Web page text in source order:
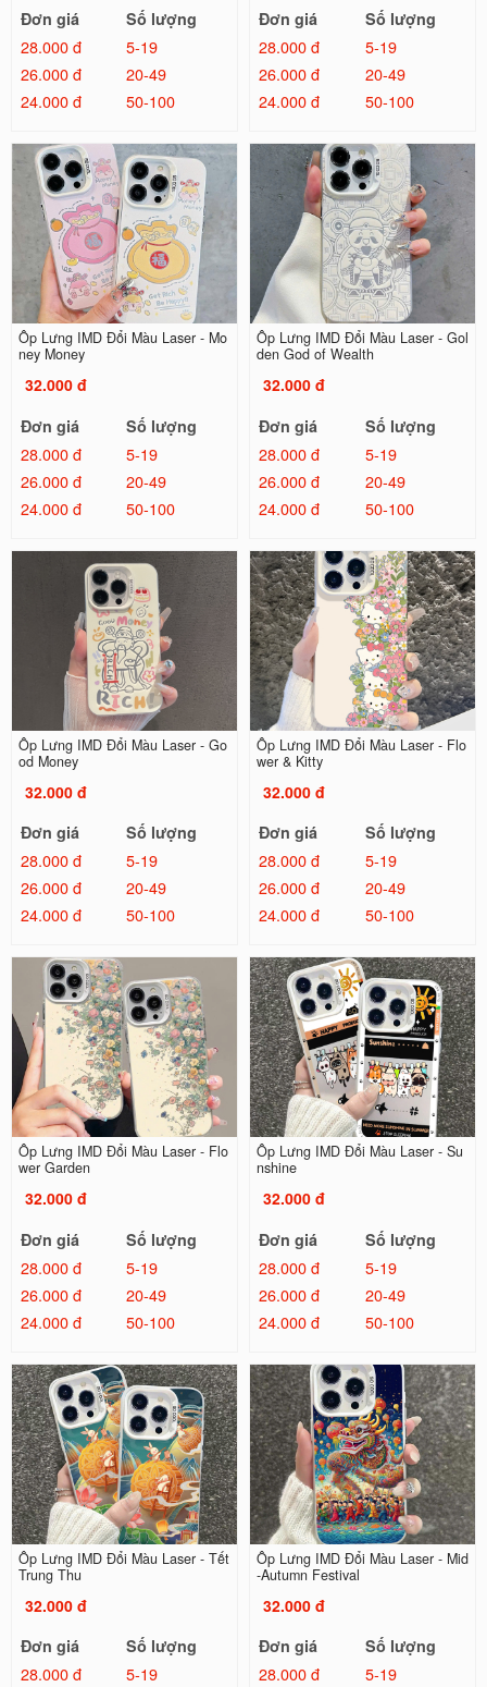
Đơn giá Số lượng
28.000 đ
5-19
26.000 đ
20-49
24.000 đ
50-100
Đơn giá Số lượng
28.000 đ
5-19
26.000 đ
20-49
24.000 đ
50-100
Ốp Lưng IMD Đổi Màu Laser - Mo
ney Money
32.000 đ
Đơn giá
Số lượng
28.000 đ
5-19
26.000 đ
20-49
24.000 đ
50-100
Ốp Lưng IMD Đổi Màu Laser - Gol
den God of Wealth
32.000 đ
Đơn giá
Số lượng
28.000 đ
5-19
26.000 đ
20-49
24.000 đ
50-100
Ốp Lưng IMD Đổi Màu Laser - Go
od Money
32.000 đ
Đơn giá
Số lượng
28.000 đ
5-19
26.000 đ
20-49
24.000 đ
50-100
Ốp Lưng IMD Đổi Màu Laser - Flo
wer & Kitty
32.000 đ
Đơn giá
Số lượng
28.000 đ
5-19
26.000 đ
20-49
24.000 đ
50-100
Ốp Lưng IMD Đổi Màu Laser - Flo
wer Garden
32.000 đ
Đơn giá
Số lượng
28.000 đ
5-19
26.000 đ
20-49
24.000 đ
50-100
Ốp Lưng IMD Đổi Màu Laser - Su
nshine
32.000 đ
Đơn giá
Số lượng
28.000 đ
5-19
26.000 đ
20-49
24.000 đ
50-100
Ốp Lưng IMD Đổi Màu Laser - Tết
Trung Thu
32.000 đ
Đơn giá
Số lượng
28.000 đ
5-19
Ốp Lưng IMD Đổi Màu Laser - Mid
-Autumn Festival
32.000 đ
Đơn giá
Số lượng
28.000 đ
5-19